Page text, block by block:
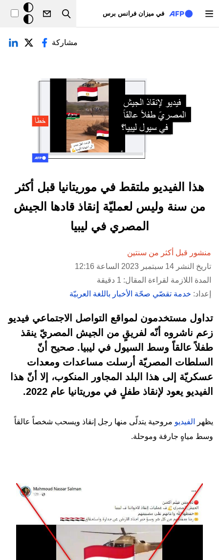
في ميزان فرانس برس
Search
خلفيّة
داكنة
التبويبات الأساسية
مشاركة
هذا الفيديو ملتقط في موريتانيا قبل أكثر
من سنة وليس لعمليّة إنقاذ قادها الجيش
المصري في ليبيا
منشور قبل أكثر من سنتين
تاريخ النشر 14 سبتمبر 2023 الساعة 12:16
المدة اللازمة لقراءة المقال: 1 دقيقة
إعداد: خدمة تقصّي صحّة الأخبار باللغة العربيّة
تداول مستخدمون لمواقع التواصل الاجتماعي فيديو
زعم ناشروه أنّه لفريقٍ من الجيش المصريّ ينقذ
طفلاً عالقاً وسط السيول في ليبيا. صحيح أنّ
السلطات المصريّة أرسلت مساعدات ومعدات
عسكريّة إلى هذا البلد المجاور المنكوب، إلا أنّ هذا
الفيديو يعود لإنقاذ طفلٍ في موريتانيا عام 2022.
يظهر الفيديو مروحية يتدلّى منها رجل إنقاذ ويسحب شخصاً عالقاً
وسط مياهٍ جارفة وموحلة.
Image